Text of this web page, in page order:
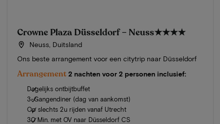
Crowne Plaza Düsseldorf – Neuss★★★★
Neuss, Duitsland
Ons beste arrangement voor een citytrip naar Düsseldorf
Arrangement 2 nachten voor 2 personen inclusief:
Dagelijks ontbijtbuffet
3-Gangendiner (dag van aankomst)
Op slechts 2u rijden vanaf Utrecht
30 Min. met OV naar Düsseldorf CS